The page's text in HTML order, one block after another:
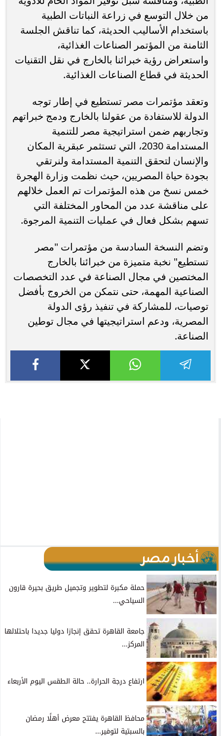
من خلال التوسع في زراعة النباتات الطبية
باستخدام الأساليب الحديثة، كما تناقش الجلسة
الثامنة من المؤتمر الصناعات الغذائية،
واستعراض رؤية خبرائنا بالخارج في نقل التقنيات
الحديثة في قطاع الصناعات الغذائية.
وتعقد مؤتمرات مصر تستطيع في إطار توجه
الدولة للاستفادة من عقولنا بالخارج ودمج خبراتهم
وتجاربهم ضمن استراتيجية مصر للتنمية
المستدامة 2030، التي تستثمر عبقرية المكان
والإنسان لتحقق التنمية المستدامة ولنرتقي
بجودة حياة المصريين، حيث نظمت وزارة الهجرة
خمس نسخ من هذه المؤتمرات تم العمل خلالهم
على مناقشة عدد من المحاور المختلفة التي
تسهم بشكل فعال في عمليات التنمية المرجوة.
وتضم النسخة السادسة من مؤتمرات "مصر
تستطيع" نخبة متميزة من خبرائنا بالخارج
المختصين في مجال الصناعة في عدد التخصصات
الصناعية المهمة، حتى نتمكن من الخروج بأفضل
توصيات، للمشاركة في تنفيذ رؤى الدولة
المصرية، ودعم استراتيجيتها في مجال توطين
الصناعة.
أخبار مصر
حملة مكبرة لتطوير وتجميل طريق بحيرة قارون
السياحي...
جامعة القاهرة تحقق إنجازا دوليا جديدا باحتلالها
المركز...
ارتفاع درجة الحرارة.. حالة الطقس اليوم الأربعاء
محافظ القاهرة يفتتح معرض أهلًا رمضان
بالسبتية لتوفير...